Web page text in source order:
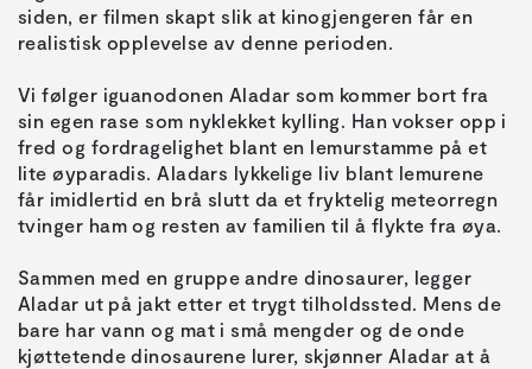
siden, er filmen skapt slik at kinogjengeren får en
Vi følger iguanodonen Aladar som kommer bort fra
sin egen rase som nyklekket kylling. Han vokser opp i
fred og fordragelighet blant en lemurstamme på et
lite øyparadis. Aladars lykkelige liv blant lemurene
får imidlertid en brå slutt da et fryktelig meteorregn
Sammen med en gruppe andre dinosaurer, legger
Aladar ut på jakt etter et trygt tilholdssted. Mens de
bare har vann og mat i små mengder og de onde
kjøttetende dinosaurene lurer, skjønner Aladar at å